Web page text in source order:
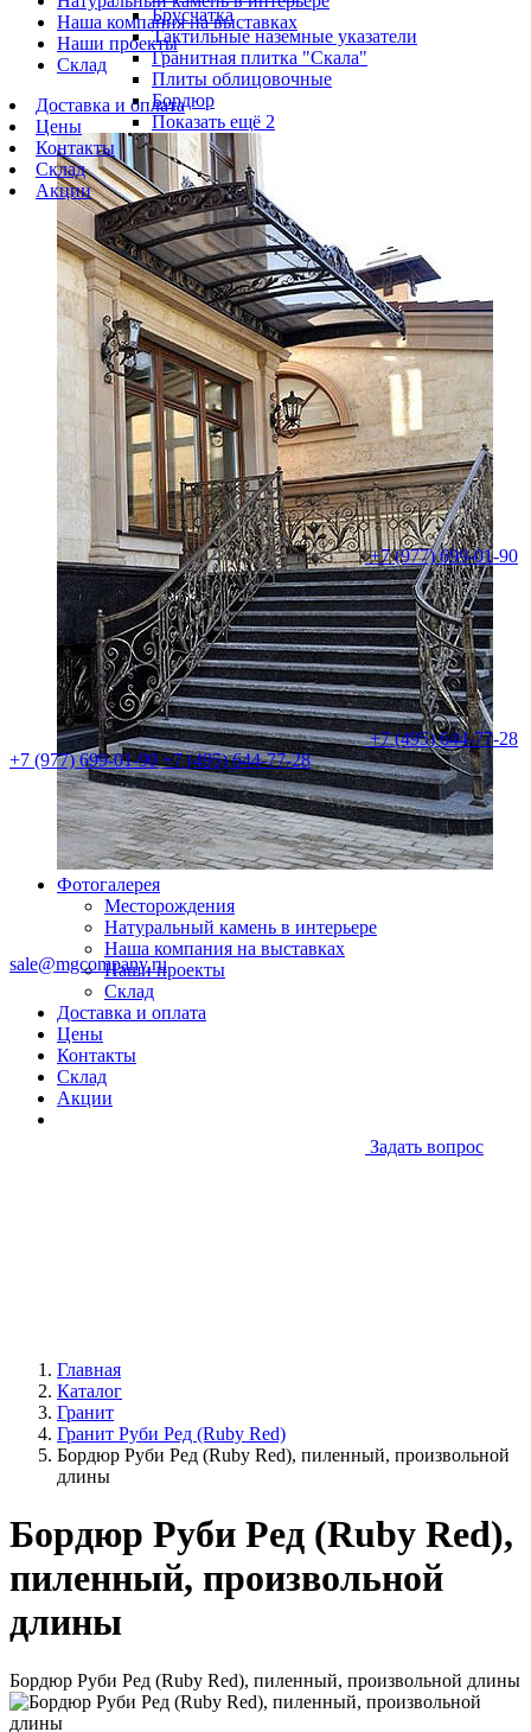
Брусчатка
Тактильные наземные указатели
Гранитная плитка "Скала"
Плиты облицовочные
Бордюр
Показать ещё 2
Фотогалерея
Месторождения
Натуральный камень в интерьере
Наша компания на выставках
Наши проекты
Склад
Доставка и оплата
Цены
Контакты
Склад
Акции
Наша компания на выставках
Наши проекты
Склад
Доставка и оплата
Цены
Контакты
Склад
Акции
+7 (977) 699-01-90
+7 (495) 644-77-28
+7 (977) 699-01-90 +7 (495) 644-77-28
sale@mgcompany.ru
Задать вопрос
Главная
Каталог
Гранит
Гранит Руби Ред (Ruby Red)
Бордюр Руби Ред (Ruby Red), пиленный, произвольной
длины
Бордюр Руби Ред (Ruby Red),
пиленный, произвольной
длины
Бордюр Руби Ред (Ruby Red), пиленный, произвольной длины